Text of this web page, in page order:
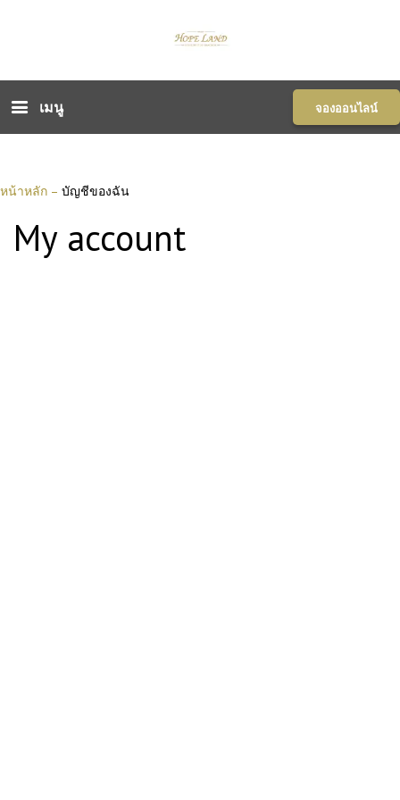
เมนู จองออนไลน์
หน้าหลัก – บัญชีของฉัน
My account